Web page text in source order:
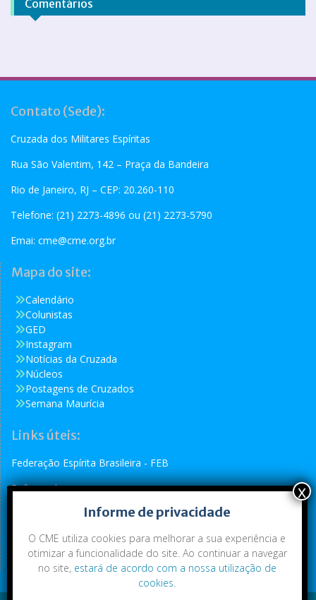
Comentários
Contato (Sede):
Cruzada dos Militares Espíritas
Rua São Valentim, 142 – Praça da Bandeira
Rio de Janeiro, RJ – CEP: 20.260-110
Telefone: (21) 2273-4896 ou (21) 2273-5790
Emai: cme@cme.org.br
Mapa do site:
Calendário
Colunistas
GED
Instagram
Notícias da Cruzada
Núcleos
Postagens de Cruzados
Semana Maurícia
Links úteis:
Federação Espírita Brasileira - FEB
Reformador
Conselho Espírita Internacional - CEI
Informe de privacidade
O CME utiliza cookies para melhorar a sua experiência e
otimizar a funcionalidade do site. Ao continuar a navegar
no site, estará de acordo com a nossa utilização de
cookies.